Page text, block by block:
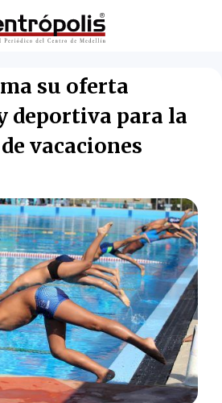
su oferta
deportiva para la
vacaciones